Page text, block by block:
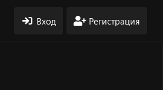
Вход Регистрация